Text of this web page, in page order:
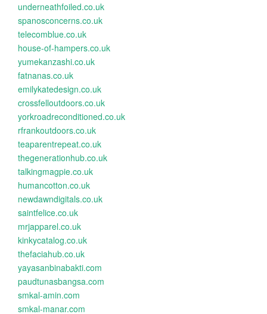
underneathfoiled.co.uk
spanosconcerns.co.uk
telecomblue.co.uk
house-of-hampers.co.uk
yumekanzashi.co.uk
fatnanas.co.uk
emilykatedesign.co.uk
crossfelloutdoors.co.uk
yorkroadreconditioned.co.uk
rfrankoutdoors.co.uk
teaparentrepeat.co.uk
thegenerationhub.co.uk
talkingmagpie.co.uk
humancotton.co.uk
newdawndigitals.co.uk
saintfelice.co.uk
mrjapparel.co.uk
kinkycatalog.co.uk
thefaciahub.co.uk
yayasanbinabakti.com
paudtunasbangsa.com
smkal-amin.com
smkal-manar.com